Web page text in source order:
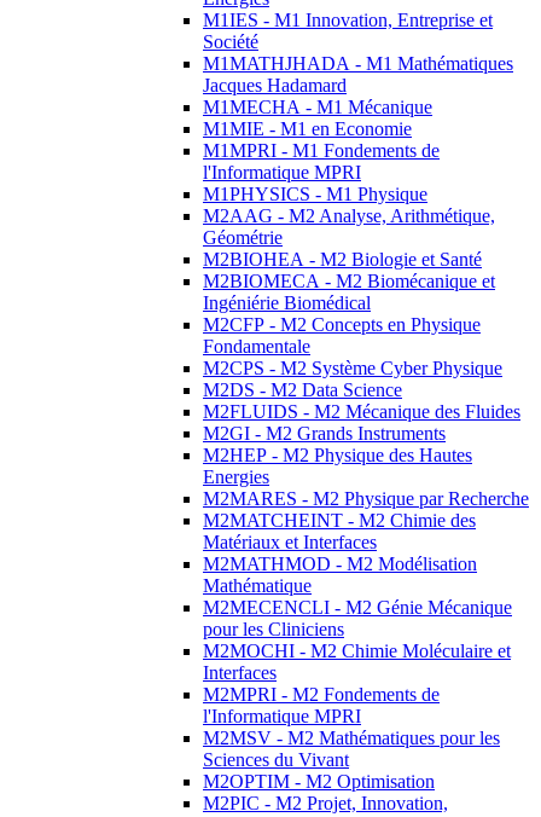
M1IES - M1 Innovation, Entreprise et
Société
M1MATHJHADA - M1 Mathématiques
Jacques Hadamard
M1MECHA - M1 Mécanique
M1MIE - M1 en Economie
M1MPRI - M1 Fondements de
l'Informatique MPRI
M1PHYSICS - M1 Physique
M2AAG - M2 Analyse, Arithmétique,
Géométrie
M2BIOHEA - M2 Biologie et Santé
M2BIOMECA - M2 Biomécanique et
Ingéniérie Biomédical
M2CFP - M2 Concepts en Physique
Fondamentale
M2CPS - M2 Système Cyber Physique
M2DS - M2 Data Science
M2FLUIDS - M2 Mécanique des Fluides
M2GI - M2 Grands Instruments
M2HEP - M2 Physique des Hautes
Energies
M2MARES - M2 Physique par Recherche
M2MATCHEINT - M2 Chimie des
Matériaux et Interfaces
M2MATHMOD - M2 Modélisation
Mathématique
M2MECENCLI - M2 Génie Mécanique
pour les Cliniciens
M2MOCHI - M2 Chimie Moléculaire et
Interfaces
M2MPRI - M2 Fondements de
l'Informatique MPRI
M2MSV - M2 Mathématiques pour les
Sciences du Vivant
M2OPTIM - M2 Optimisation
M2PIC - M2 Projet, Innovation,